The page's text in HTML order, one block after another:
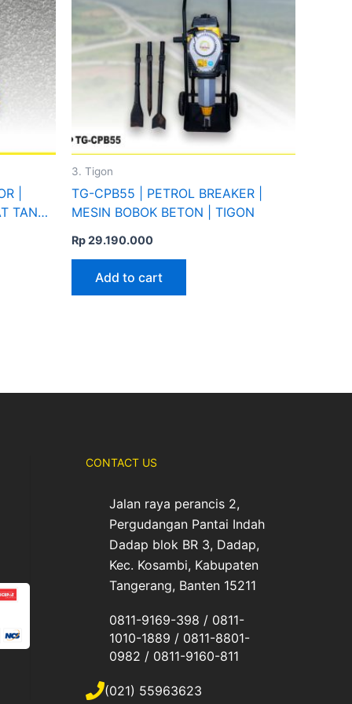
|
TANAH
3. Tigon
TG-CPB55 | PETROL BREAKER |
MESIN BOBOK BETON | TIGON
Rp29.190.000
Add to cart
CONTACT US
Jalan raya perancis 2,
Pergudangan Pantai Indah
Dadap blok BR 3, Dadap,
Kec. Kosambi, Kabupaten
Tangerang, Banten 15211
0811-9169-398 / 0811-
1010-1889 / 0811-8801-
0982 / 0811-9160-811
(021) 55963623